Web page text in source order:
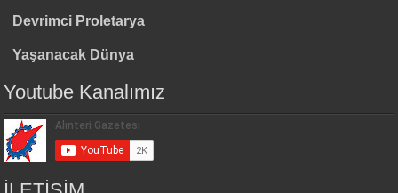
Devrimci Proletarya
Yaşanacak Dünya
Youtube Kanalımız